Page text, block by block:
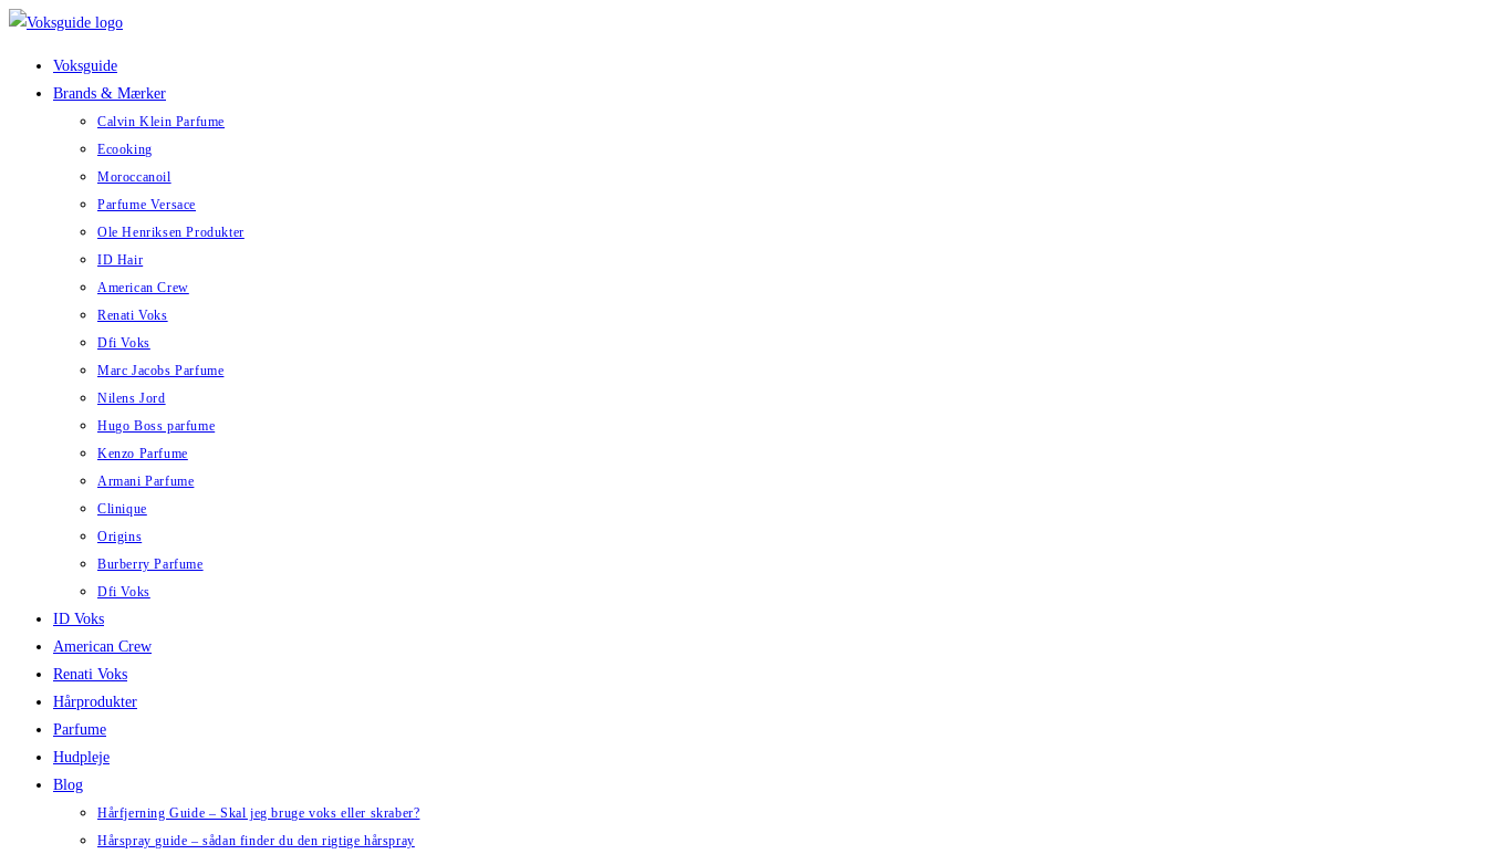
Skip
Voksguide
Brands & Mærker
Calvin Klein Parfume
Ecooking
Moroccanoil
Parfume Versace
Ole Henriksen Produkter
ID Hair
American Crew
Renati Voks
Dfi Voks
Marc Jacobs Parfume
Nilens Jord
Hugo Boss parfume
Kenzo Parfume
Armani Parfume
Clinique
Origins
Burberry Parfume
Dfi Voks
ID Voks
American Crew
Renati Voks
Hårprodukter
Parfume
Hudpleje
Blog
Hårfjerning Guide – Skal jeg bruge voks eller skraber?
Hårspray guide – sådan finder du den rigtige hårspray